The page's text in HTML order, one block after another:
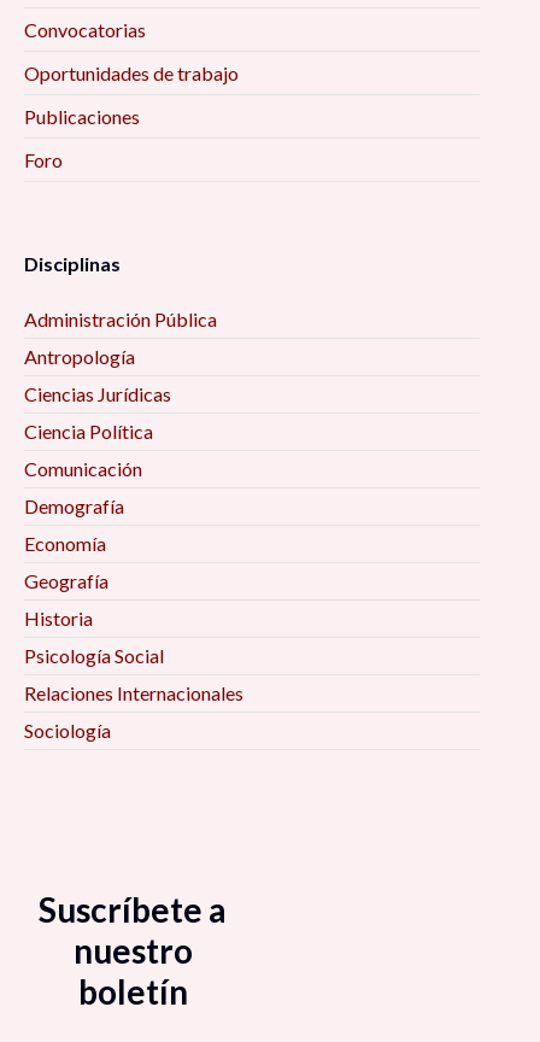
Convocatorias
Oportunidades de trabajo
Publicaciones
Foro
Disciplinas
Administración Pública
Antropología
Ciencias Jurídicas
Ciencia Política
Comunicación
Demografía
Economía
Geografía
Historia
Psicología Social
Relaciones Internacionales
Sociología
Suscríbete a
nuestro
boletín